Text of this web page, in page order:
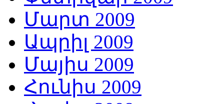
Մարտ 2009
Ապրիլ 2009
Մայիս 2009
Հունիս 2009